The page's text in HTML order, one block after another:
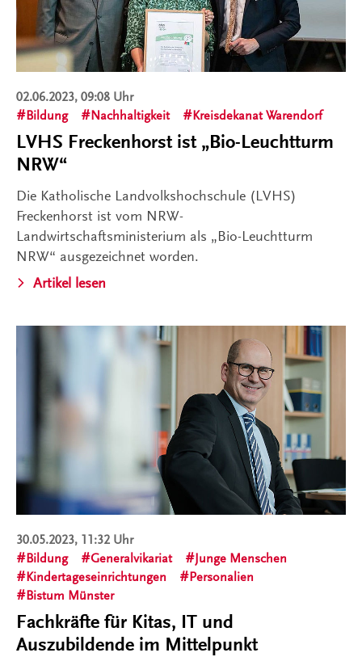
02.06.2023, 09:08 Uhr
Bildung
Nachhaltigkeit Kreisdekanat Warendorf
LVHS Freckenhorst ist „Bio-Leuchtturm
NRW“
Die Katholische Landvolkshochschule (LVHS)
Freckenhorst ist vom NRW-
Landwirtschaftsministerium als „Bio-Leuchtturm
NRW“ ausgezeichnet worden.
Artikel lesen
30.05.2023, 11:32 Uhr
Bildung
Generalvikariat
Junge Menschen
Kindertageseinrichtungen
Personalien
Bistum Münster
Fachkräfte für Kitas, IT und
Auszubildende im Mittelpunkt